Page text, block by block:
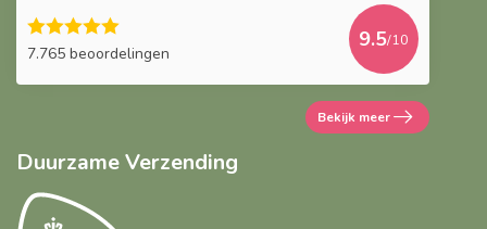
7.765 beoordelingen
9.5/10
Bekijk meer
Duurzame Verzending